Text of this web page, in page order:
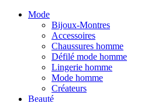
Mode
Bijoux-Montres
Accessoires
Chaussures homme
Défilé mode homme
Lingerie homme
Mode homme
Créateurs
Beauté